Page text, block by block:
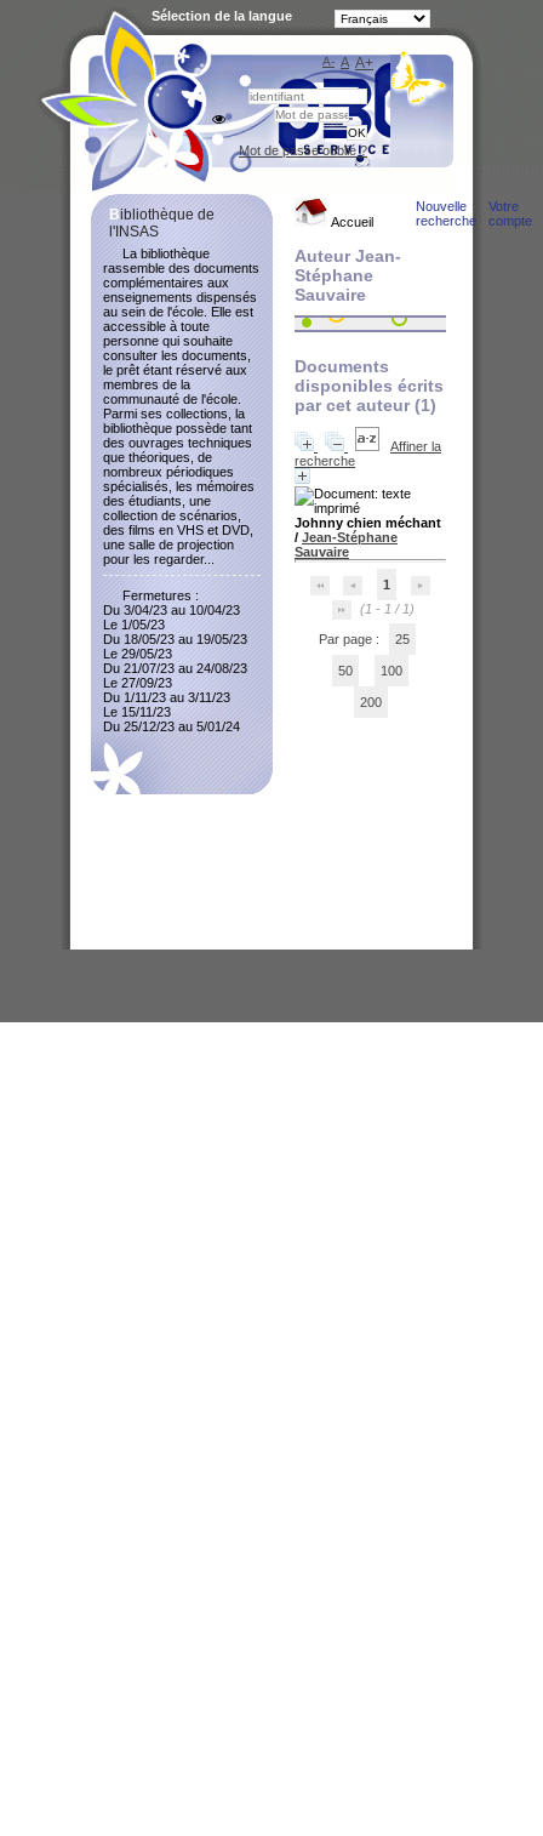
Accueil
Nouvelle
recherche
Votre
compte
Auteur Jean-
Stéphane
Sauvaire
Documents
disponibles écrits
par cet auteur (1)
Affiner la
recherche
Johnny chien méchant
/ Jean-Stéphane
Sauvaire
1
(1 - 1 / 1)
Par page : 25
50 100
200
Bibliothèque de
l'INSAS
La bibliothèque
rassemble des documents
complémentaires aux
enseignements dispensés
au sein de l'école. Elle est
accessible à toute
personne qui souhaite
consulter les documents,
le prêt étant réservé aux
membres de la
communauté de l'école.
Parmi ses collections, la
bibliothèque possède tant
des ouvrages techniques
que théoriques, de
nombreux périodiques
spécialisés, les mémoires
des étudiants, une
collection de scénarios,
des films en VHS et DVD,
une salle de projection
pour les regarder...
Fermetures :
Du 3/04/23 au 10/04/23
Le 1/05/23
Du 18/05/23 au 19/05/23
Le 29/05/23
Du 21/07/23 au 24/08/23
Le 27/09/23
Du 1/11/23 au 3/11/23
Le 15/11/23
Du 25/12/23 au 5/01/24
A- A A+
Sélection de la langue
Mot de passe oublié ?